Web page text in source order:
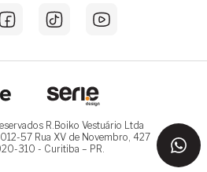
R.Boiko Vestuário Ltda
57 Rua XV de Novembro, 427
310 - Curitiba – PR.